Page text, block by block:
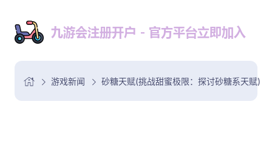
游戏新闻 砂糖天赋(挑战甜蜜极限：探讨砂糖系天赋)